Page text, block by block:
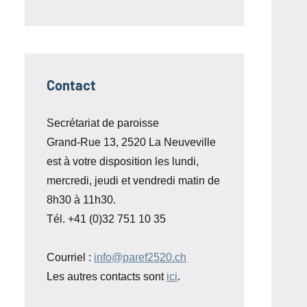
Contact
Secrétariat de paroisse
Grand-Rue 13, 2520 La Neuveville
est à votre disposition les lundi,
mercredi, jeudi et vendredi matin de
8h30 à 11h30.
Tél. +41 (0)32 751 10 35
Courriel : info@paref2520.ch
Les autres contacts sont ici.